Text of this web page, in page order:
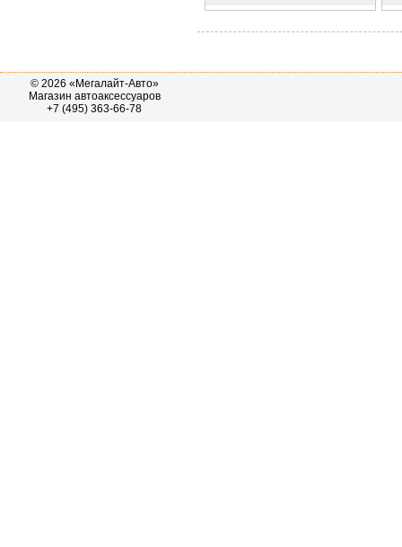
© 2026 «Мегалайт-Авто»
Магазин автоаксессуаров
+7 (495) 363-66-78